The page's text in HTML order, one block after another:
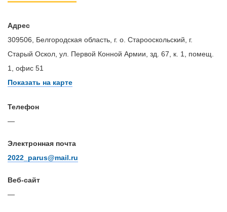
Адрес
309506, Белгородская область, г. о. Старооскольский, г.
Старый Оскол, ул. Первой Конной Армии, зд. 67, к. 1, помещ.
1, офис 51
Показать на карте
Телефон
—
Электронная почта
2022_parus@mail.ru
Веб-сайт
—